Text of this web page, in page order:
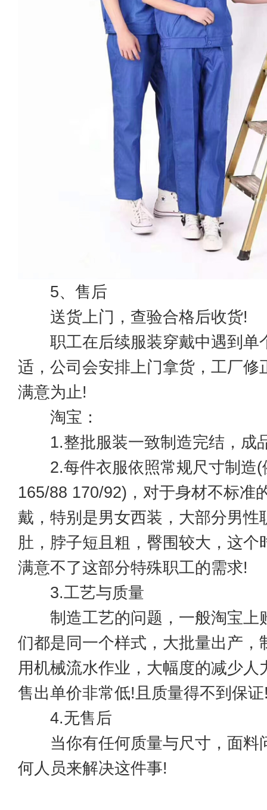
5、售后
送货上门，查验合格后收货!
职工在后续服装穿戴中遇到单
适，公司会安排上门拿货，工厂修
满意为止!
淘宝：
1.整批服装一致制造完结，成
2.每件衣服依照常规尺寸制造(
165/88 170/92)，对于身材不标准
戴，特别是男女西装，大部分男性
肚，脖子短且粗，臀围较大，这个
满意不了这部分特殊职工的需求!
3.工艺与质量
制造工艺的问题，一般淘宝上
们都是同一个样式，大批量出产，
用机械流水作业，大幅度的减少人
售出单价非常低!且质量得不到保
4.无售后
当你有任何质量与尺寸，面料
何人员来解决这件事!